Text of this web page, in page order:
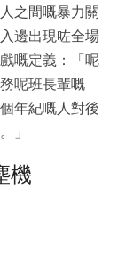
之間嘅暴力關
邊出現咗全場
嘅定義：「呢
呢班長輩嘅
年紀嘅人對後
」
機